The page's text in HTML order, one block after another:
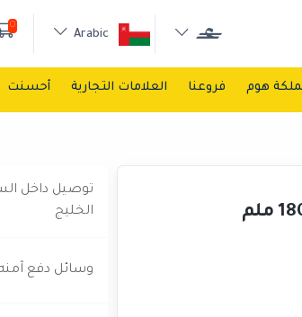
0
هوم فروعنا العلامات التجارية أحسنت
توصيل داخل
الخليج
وسائل دفع